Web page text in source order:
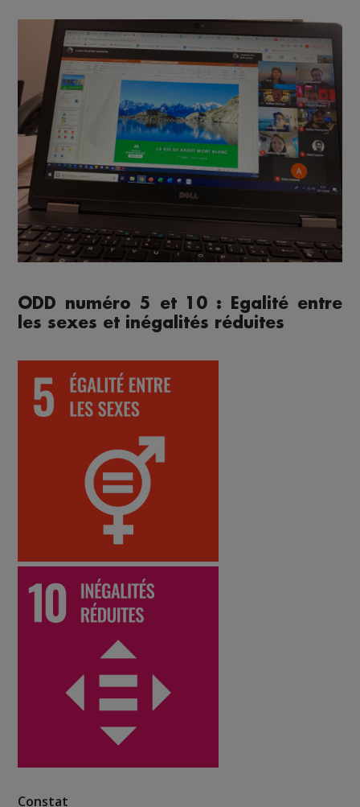
ODD numéro 5 et 10 : Egalité entre
les sexes et inégalités réduites
Constat